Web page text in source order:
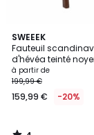
SWEEEK
Fauteuil
d'hévéa teinté
velours LORENS
à partir de
199,99 €
159,99 € -20%
4
/
5
2
Couleurs